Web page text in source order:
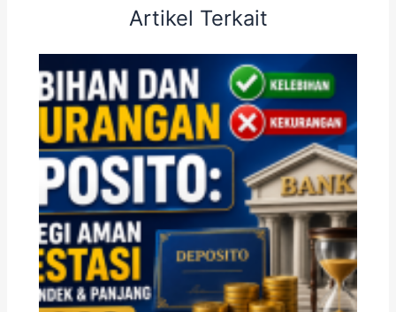
Artikel Terkait